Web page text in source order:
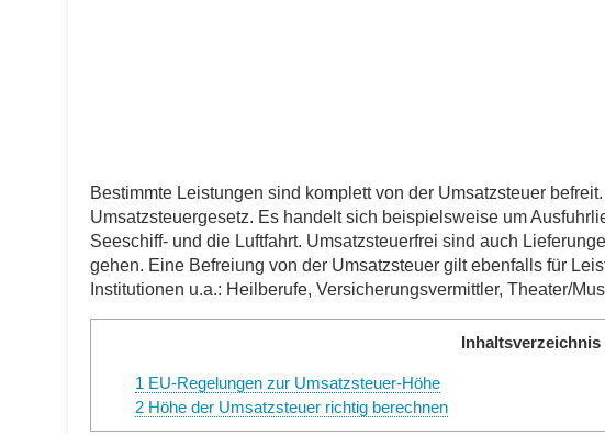
Bestimmte Leistungen sind komplett von der Umsatzsteuer
Umsatzsteuergesetz. Es handelt sich beispielsweise um
Seeschiff- und die Luftfahrt. Umsatzsteuerfrei sind auch
gehen. Eine Befreiung von der Umsatzsteuer gilt ebenfalls für
Institutionen u.a.: Heilberufe, Versicherungsvermittler, Theater/
Inhaltsverzeichnis
1 EU-Regelungen zur Umsatzsteuer-Höhe
2 Höhe der Umsatzsteuer richtig berechnen